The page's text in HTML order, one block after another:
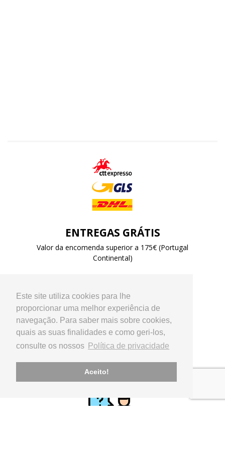
Este site utiliza cookies para lhe
proporcionar uma melhor experiência de
navegação. Para saber mais sobre cookies,
quais as suas finalidades e como geri-los,
consulte os nossos Política de privacidade
Aceito!
ENTREGAS GRÁTIS
Valor da encomenda superior a 175€ (Portugal
Continental)
PAGAMENTO
Referência Multibanco, Transferência Bancária,